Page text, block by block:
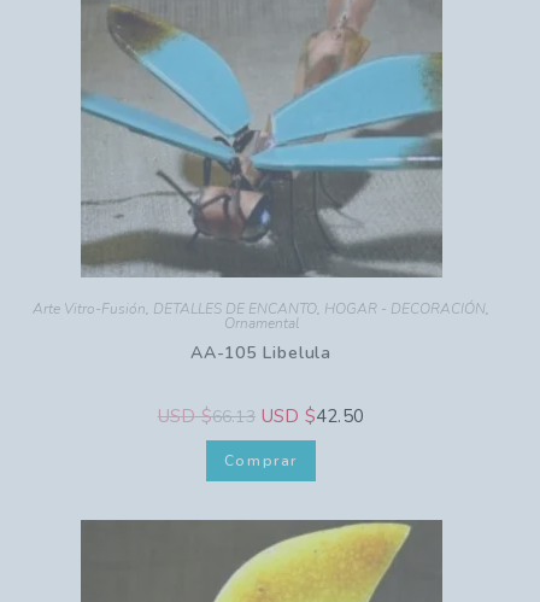
Arte Vitro-Fusión, DETALLES DE ENCANTO, HOGAR - DECORACIÓN,
Ornamental
AA-105 Libelula
USD $66.13 USD $42.50
Comprar